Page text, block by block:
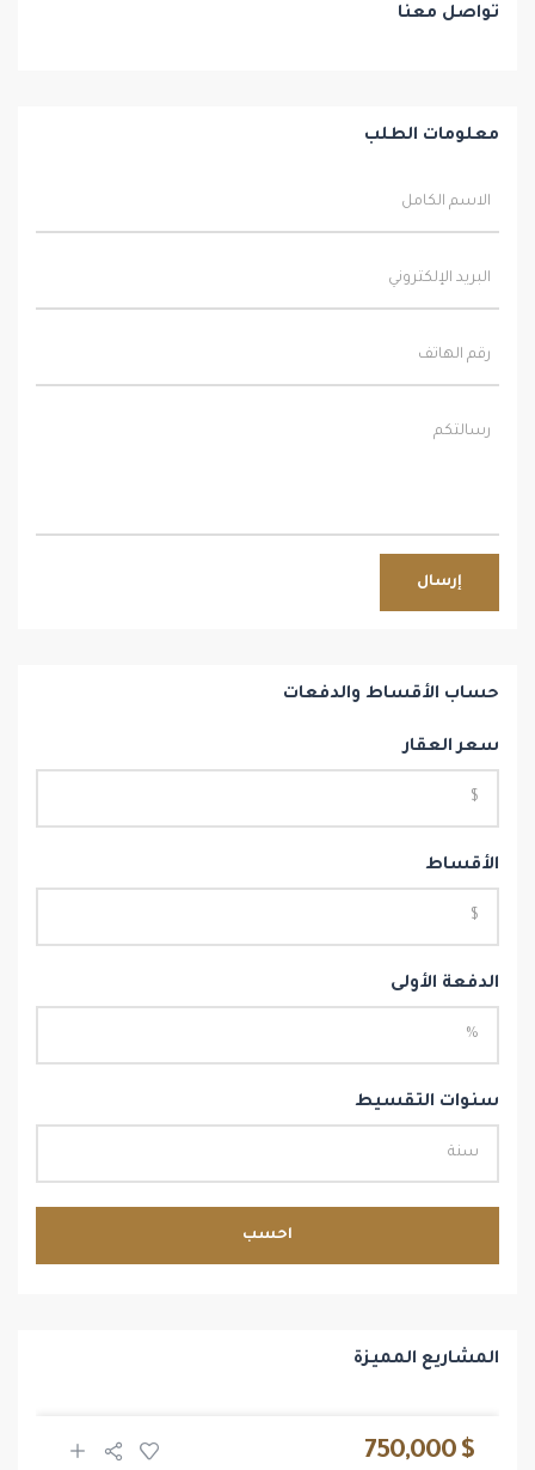
تواصل معنا
معلومات الطلب
إرسال
حساب الأقساط والدفعات
سعر العقار
الأقساط
الدفعة الأولى
سنوات التقسيط
احسب
المشاريع المميزة
$ 750,000